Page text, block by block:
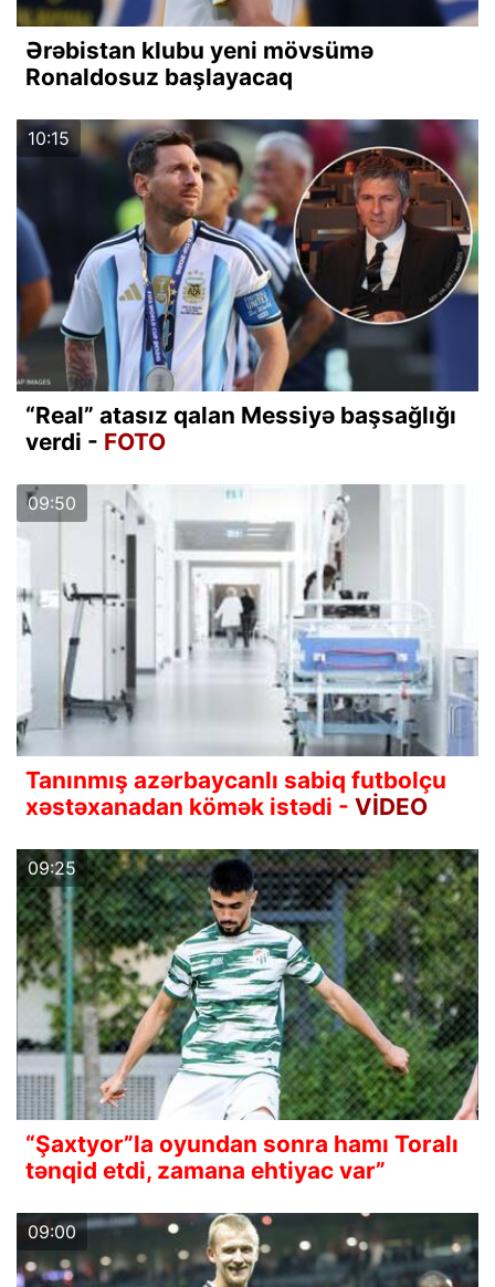
Ərəbistan klubu yeni mövsümə
Ronaldosuz başlayacaq
10:15
“Real” atasız qalan Messiyə başsağlığı
verdi - FOTO
09:50
Tanınmış azərbaycanlı sabiq futbolçu
xəstəxanadan kömək istədi - VİDEO
09:25
“Şaxtyor”la oyundan sonra hamı Toralı
tənqid etdi, zamana ehtiyac var”
09:00